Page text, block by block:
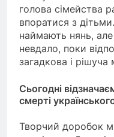
голова сімейства
впоратися з
наймають нянь, але
невдало, поки
загадкова і рішуча
Сьогодні
смерті
Творчий доробок